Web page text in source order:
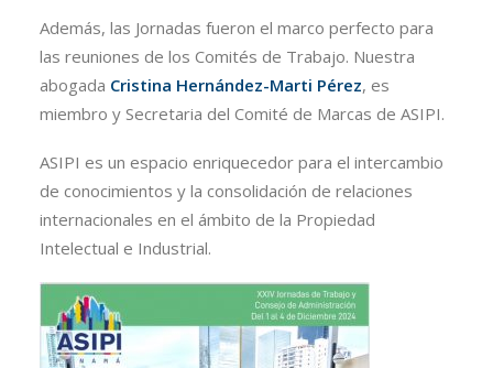
Además, las Jornadas fueron el marco perfecto para
las reuniones de los Comités de Trabajo. Nuestra
abogada Cristina Hernández-Marti Pérez, es
miembro y Secretaria del Comité de Marcas de ASIPI.
ASIPI es un espacio enriquecedor para el intercambio
de conocimientos y la consolidación de relaciones
internacionales en el ámbito de la Propiedad
Intelectual e Industrial.